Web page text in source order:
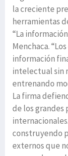
la creciente
herramientas
“La
Menchaca.
información
intelectual sin
entrenando
La firma
de los grandes
construyendo
externos que